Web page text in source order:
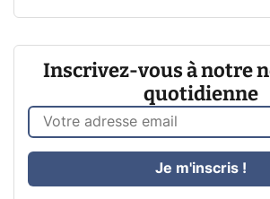
Inscrivez-vous à notre
quotidienne
Je m'inscris !